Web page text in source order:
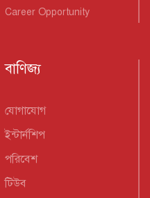
Career Opportunity
বাণিজ্য
যোগাযোগ
ইন্টার্নশিপ
পরিবেশ
টিউব